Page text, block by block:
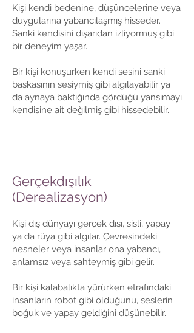
Kişi kendi bedenine, düşüncelerine veya
duygularına yabancılaşmış hisseder.
Sanki kendisini dışarıdan izliyormuş gibi
bir deneyim yaşar.
Bir kişi konuşurken kendi sesini sanki
başkasının sesiymiş gibi algılayabilir ya
da aynaya baktığında gördüğü yansımayı
kendisine ait değilmiş gibi hissedebilir.
Gerçekdışılık
(Derealizasyon)
Kişi dış dünyayı gerçek dışı, sisli, yapay
ya da rüya gibi algılar. Çevresindeki
nesneler veya insanlar ona yabancı,
anlamsız veya sahteymiş gibi gelir.
Bir kişi kalabalıkta yürürken etrafındaki
insanların robot gibi olduğunu, seslerin
boğuk ve yapay geldiğini düşünebilir.